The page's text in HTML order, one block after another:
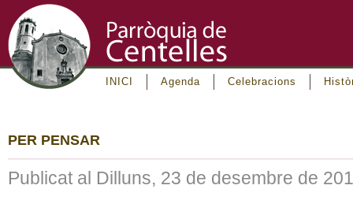
INICI Agenda Celebracions
PER PENSAR
Publicat al Dilluns, 23 de desembre de